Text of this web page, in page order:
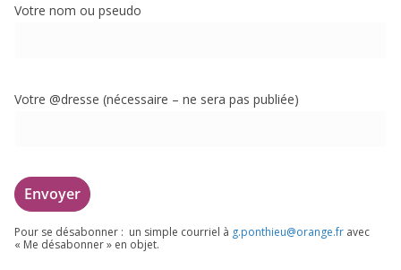
Votre nom ou pseudo
Votre @dresse (néces­saire – ne sera pas publiée)
Pour se désa­bon­ner : un simple cour­riel à g.​ponthieu@​orange.​fr avec
« Me désa­bon­ner » en objet.